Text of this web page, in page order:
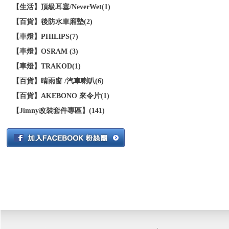
【生活】頂級耳塞/NeverWet(1)
【百貨】後防水車廂墊(2)
【車燈】PHILIPS(7)
【車燈】OSRAM (3)
【車燈】TRAKOD(1)
【百貨】晴雨窗 /汽車喇叭(6)
【百貨】AKEBONO 來令片(1)
【Jimny改裝套件專區】(141)